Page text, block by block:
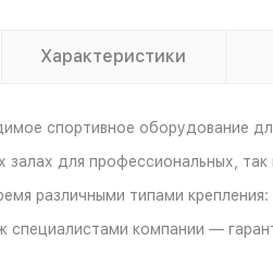
Характеристики
спортивное оборудование
залах для профессиональных,
различными типами
компании —